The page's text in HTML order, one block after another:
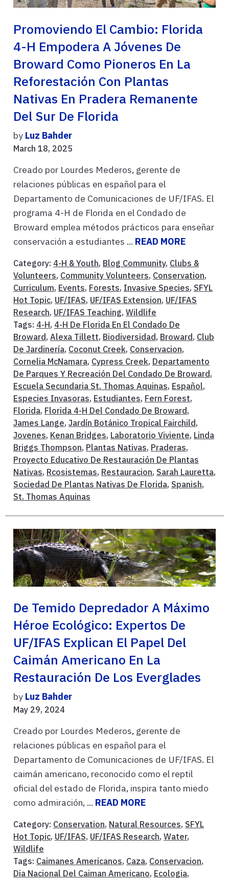
Promoviendo El Cambio: Florida
4-H Empodera A Jóvenes De
Broward Como Pioneros En La
Reforestación Con Plantas
Nativas En Pradera Remanente
Del Sur De Florida
by Luz Bahder
March 18, 2025
Creado por Lourdes Mederos, gerente de
relaciones públicas en español para el
Departamento de Comunicaciones de UF/IFAS. El
programa 4-H de Florida en el Condado de
Broward emplea métodos prácticos para enseñar
conservación a estudiantes ... READ MORE
Category: 4-H & Youth, Blog Community, Clubs &
Volunteers, Community Volunteers, Conservation,
Curriculum, Events, Forests, Invasive Species, SFYL
Hot Topic, UF/IFAS, UF/IFAS Extension, UF/IFAS
Research, UF/IFAS Teaching, Wildlife
Tags: 4-H, 4-H De Florida En El Condado De
Broward, Alexa Tillett, Biodiversidad, Broward, Club
De Jardinería, Coconut Creek, Conservacion,
Cornelia McNamara, Cypress Creek, Departamento
De Parques Y Recreación Del Condado De Broward,
Escuela Secundaria St. Thomas Aquinas, Español,
Especies Invasoras, Estudiantes, Fern Forest,
Florida, Florida 4-H Del Condado De Broward,
James Lange, Jardín Botánico Tropical Fairchild,
Jovenes, Kenan Bridges, Laboratorio Viviente, Linda
Briggs Thompson, Plantas Nativas, Praderas,
Proyecto Educativo De Restauración De Plantas
Nativas, Rcosistemas, Restauracion, Sarah Lauretta,
Sociedad De Plantas Nativas De Florida, Spanish,
St. Thomas Aquinas
De Temido Depredador A Máximo
Héroe Ecológico: Expertos De
UF/IFAS Explican El Papel Del
Caimán Americano En La
Restauración De Los Everglades
by Luz Bahder
May 29, 2024
Creado por Lourdes Mederos, gerente de
relaciones públicas en español para el
Departamento de Comunicaciones de UF/IFAS. El
caimán americano, reconocido como el reptil
oficial del estado de Florida, inspira tanto miedo
como admiración, ... READ MORE
Category: Conservation, Natural Resources, SFYL
Hot Topic, UF/IFAS, UF/IFAS Research, Water,
Wildlife
Tags: Caimanes Americanos, Caza, Conservacion,
Dia Nacional Del Caiman Americano, Ecologia,